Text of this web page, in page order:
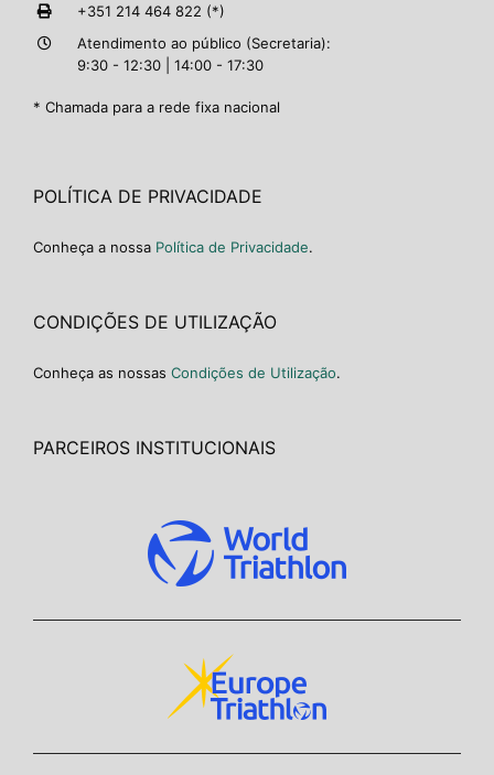
+351 214 464 822 (*)
Atendimento ao público (Secretaria):
9:30 - 12:30 | 14:00 - 17:30
* Chamada para a rede fixa nacional
POLÍTICA DE PRIVACIDADE
Conheça a nossa Política de Privacidade.
CONDIÇÕES DE UTILIZAÇÃO
Conheça as nossas Condições de Utilização.
PARCEIROS INSTITUCIONAIS